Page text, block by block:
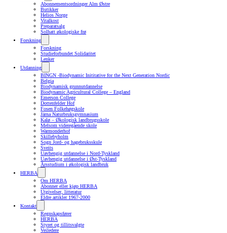
Abonnementsordninger Alm Østre
Butikker
Helios Norge
Vitalkost
Preparatsalg
Solhatt økologiske frø
Forskning
Forskning
Studieforbundet Solidaritet
Lenker
Utdanning
BINGN -Biodynamic Inititative for the Next Generation Nordic
Belgia
Biodynamisk grunnutdannelse
Biodynamic Agricultural College – England
Emerson College
Dottenfelder Hof
Fosen Folkehøgskole
Järna Naturbruksgymnasium
Kalø – Økologisk landbrugsskole
Melsom videregående skole
Warmonderhof
Skillebyholm
Sogn Jord- og hagebruksskule
Sveits
Uavhengig utdannelse i Nord-Tyskland
Uavhengig utdannelse i Øst-Tyskland
Årsstudium i økologisk landbruk
HERBA
Om HERBA
Abonner eller kjøp HERBA
Utgivelser, litteratur
Eldre artikler 1967-2000
Kontakt
Regnskapsfører
HERBA
Styret og tillitsvalgte
Veiledere